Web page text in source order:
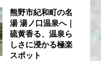
熊野市紀和町の名
湯 湯ノ口温泉へ｜
硫黄香る、温泉ら
しさに浸かる極楽
スポット